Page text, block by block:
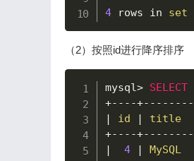
4 rows in set
（2）按照id进行降序排序
mysql> SELECT
+-- --+-- -- -- --
|
id | title
+-- --+-- -- -- --
|
4 | MySQL